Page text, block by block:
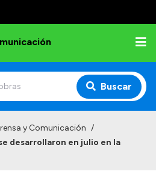
Buscar
y Comunicación /
desarrollaron en julio en la